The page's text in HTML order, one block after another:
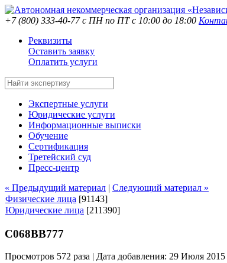
+7 (800) 333-40-77с ПН по ПТ с 10:00 до 18:00
Реквизиты
Оставить заявку
Оплатить услуги
Экспертные услуги
Юридические услуги
Информационные выписки
Обучение
Сертификация
Третейский суд
Пресс-центр
« Предыдущий материал | Следующий материал »
Физические лица [91143]
Юридические лица [211390]
С068ВВ777
Просмотров 572 раза | Дата добавления: 29 Июля 2015